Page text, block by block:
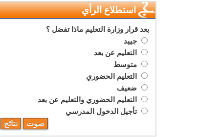
استطلاع الرأي
بعد قرار وزارة التعليم ماذا تفضل ؟
جييد
التعليم عن بعد
متوسط
التعليم الحضوري
ضعيف
التعليم الحضوري والتعليم عن بعد
تأجيل الدخول المدرسي